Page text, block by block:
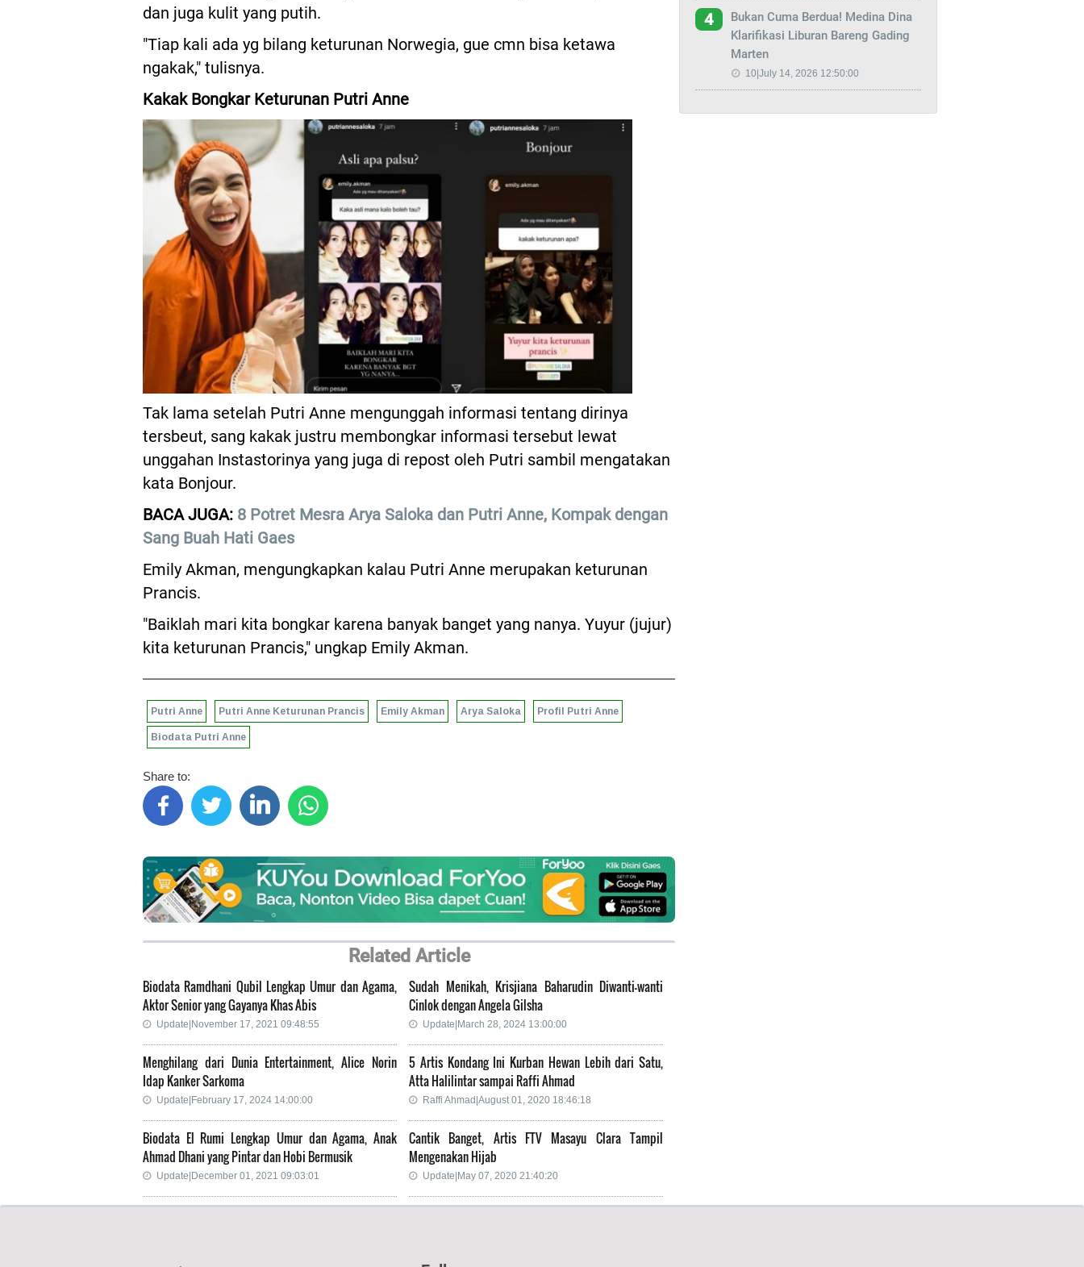
dan juga kulit yang putih.
"Tiap kali ada yg bilang keturunan Norwegia, gue cmn bisa ketawa
ngakak," tulisnya.
Kakak Bongkar Keturunan Putri Anne
Tak lama setelah Putri Anne mengunggah informasi tentang dirinya
tersbeut, sang kakak justru membongkar informasi tersebut lewat
unggahan Instastorinya yang juga di repost oleh Putri sambil mengatakan
kata Bonjour.
BACA JUGA: 8 Potret Mesra Arya Saloka dan Putri Anne, Kompak dengan
Sang Buah Hati Gaes
Emily Akman, mengungkapkan kalau Putri Anne merupakan keturunan
Prancis.
"Baiklah mari kita bongkar karena banyak banget yang nanya. Yuyur (jujur)
kita keturunan Prancis," ungkap Emily Akman.
Putri Anne Putri Anne Keturunan Prancis Emily Akman Arya Saloka Profil Putri Anne
Biodata Putri Anne
Share to:
Related Article
Biodata Ramdhani Qubil Lengkap Umur dan Agama,
Aktor Senior yang Gayanya Khas Abis
Update|November 17, 2021 09:48:55
Sudah Menikah, Krisjiana Baharudin Diwanti-wanti
Cinlok dengan Angela Gilsha
Update|March 28, 2024 13:00:00
Menghilang dari Dunia Entertainment, Alice Norin
Idap Kanker Sarkoma
Update|February 17, 2024 14:00:00
5 Artis Kondang Ini Kurban Hewan Lebih dari Satu,
Atta Halilintar sampai Raffi Ahmad
Raffi Ahmad|August 01, 2020 18:46:18
Biodata El Rumi Lengkap Umur dan Agama, Anak
Ahmad Dhani yang Pintar dan Hobi Bermusik
Update|December 01, 2021 09:03:01
Cantik Banget, Artis FTV Masayu Clara Tampil
Mengenakan Hijab
Update|May 07, 2020 21:40:20
4
Bukan Cuma Berdua! Medina Dina
Klarifikasi Liburan Bareng Gading
Marten
10|July 14, 2026 12:50:00